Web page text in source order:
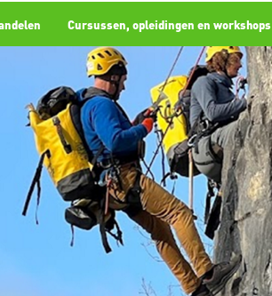
Cursussen, opleidingen en workshops